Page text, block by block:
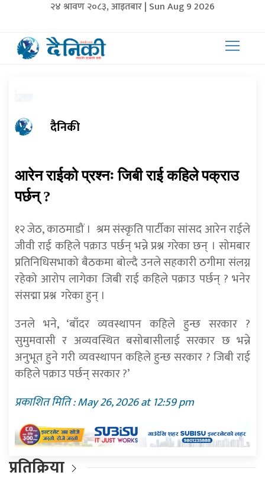
२४ श्रावण २०८३, आइतबार | Sun Aug 9 2026
दैनिकी
आरेन राईको प्रश्नः जिबी राई कहिले पक्राउ
पर्छन् ?
१२ जेठ, काठमाडौं । श्रम संस्कृति पार्टीका सांसद आरेन राईले
जीवी राई कहिले पक्राउ पर्छन् भन्ने प्रश्न गरेका छन् । सोमबार
प्रतिनिधिसभाको बैठकमा बोल्दै उनले सहकारी ठगीमा संलग्न
रहेको आरोप लागेका जिबी राई कहिले पक्राउ पर्छन् ? भनेर
संसद्मा प्रश्न गरेका हुन् ।
उनले भने, ‘बाँदर व्यवस्थापन कहिले हुन्छ सरकार ?
सुमुमवासी र अव्यवस्थित बसोबासीलाई सरकार छ भन्ने
अनुभूत हुने गरी व्यवस्थापन कहिले हुन्छ सरकार ? जिबी राई
कहिले पक्राउ पर्छन् सरकार ?’
प्रकाशित मिति : May 26, 2026 at 12:59 pm
प्रतिक्रिया